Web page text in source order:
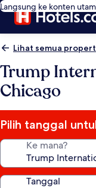
Langsung ke konten
Lihat semua
Trump
Chicago
Pilih tanggal
Ke mana?
Tanggal